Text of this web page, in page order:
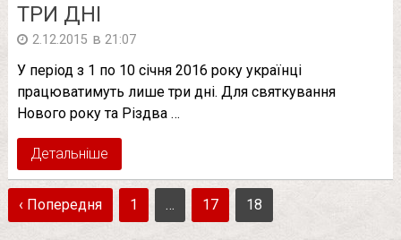
ТРИ ДНІ
2.12.2015 в 21:07
У період з 1 по 10 січня 2016 року українці
працюватимуть лише три дні. Для святкування
Нового року та Різдва …
Детальніше
‹ Попередня 1 … 17 18